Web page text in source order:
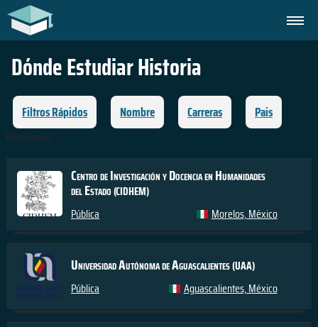
Dónde EstudiarHistoria
Filtros Rápidos Nombre Carreras Pais
Resultados
Centro de Investigación y Docencia en Humanidades
del Estado(CIDHEM)
Pública Morelos, México
Universidad Autónoma de Aguascalientes(UAA)
Pública Aguascalientes, México